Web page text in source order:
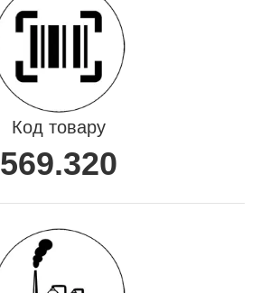
Код товару
569.320